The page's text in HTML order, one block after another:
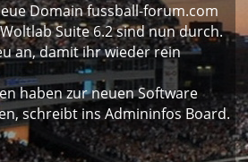
Domain fussball-forum.com
Suite 6.2 sind nun durch.
an, damit ihr wieder rein
haben zur neuen Software
schreibt ins Admininfos Board.